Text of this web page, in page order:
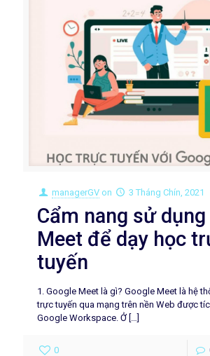
managerGV on 3 Tháng Chín, 2021
Cẩm nang sử
Meet để dạy học
tuyến
1. Google Meet là gì? Google Meet là hệ
trực tuyến qua mạng trên nền Web được
Google Workspace. Ở […]
0